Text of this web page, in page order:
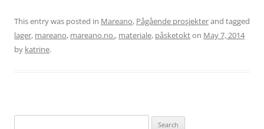
This entry was posted in Mareano, Pågående prosjekterand tagged
lager, mareano, mareano.no., materiale, påsketokton May 7, 2014
by katrine.